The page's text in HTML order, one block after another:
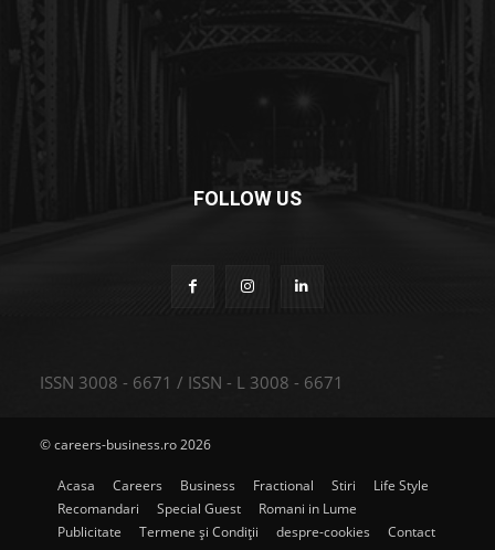
FOLLOW US
ISSN 3008 - 6671 / ISSN - L 3008 - 6671
© careers-business.ro 2026
Acasa Careers Business Fractional Stiri
Life Style
Recomandari
Special Guest
Romani in Lume
Publicitate
Termene și Condiții despre-cookies Contact